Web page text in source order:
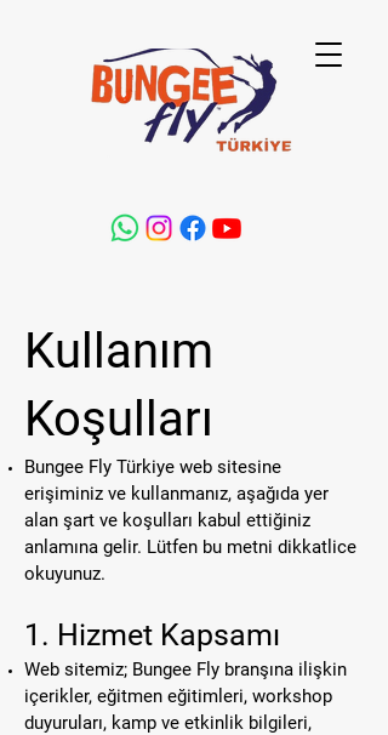
Kullanım
Koşulları
Bungee Fly Türkiye web sitesine
erişiminiz ve kullanmanız, aşağıda yer
alan şart ve koşulları kabul ettiğiniz
anlamına gelir. Lütfen bu metni dikkatlice
okuyunuz.
1. Hizmet Kapsamı
Web sitemiz; Bungee Fly branşına ilişkin
içerikler, eğitmen eğitimleri, workshop
duyuruları, kamp ve etkinlik bilgileri,